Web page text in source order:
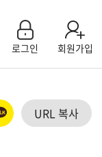
로그인 회원가입
URL 복사